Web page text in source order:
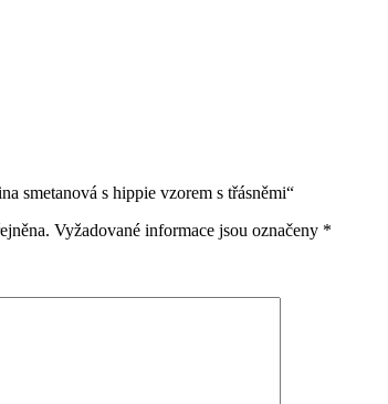
smetanová s hippie vzorem s třásněmi“
Vyžadované informace jsou označeny *